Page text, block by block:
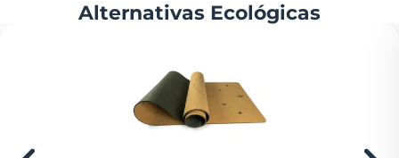
Alternativas Ecológicas